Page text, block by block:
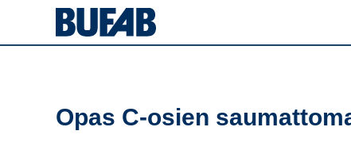
Opas C-osien